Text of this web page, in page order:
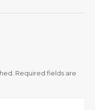
Required fields are